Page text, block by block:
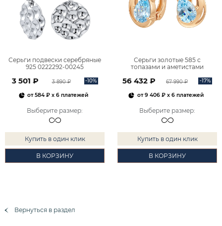
Серьги подвески серебряные
925 0222292-00245
3 501 ₽ 3 890 ₽ -10%
от584 ₽ x 6 платежей
Выберите размер:
Купить в один клик
В КОРЗИНУ
Серьги золотые 585 с
топазами и аметистами
56 432 ₽ 67 990 ₽ -17%
от9 406 ₽x 6 платежей
Выберите размер:
Купить в один клик
В КОРЗИНУ
Вернуться в раздел